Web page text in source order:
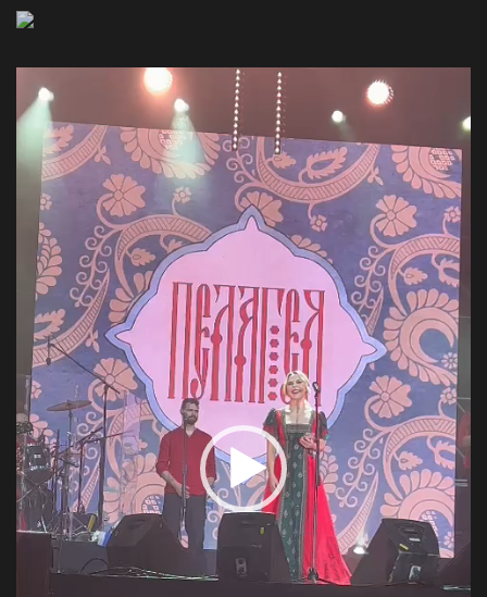
Player